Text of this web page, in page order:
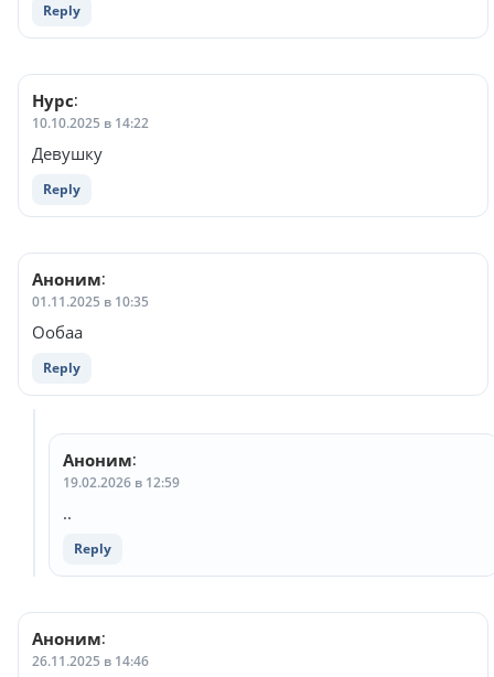
Reply
Нурс:
10.10.2025 в 14:22
Девушку
Reply
Аноним:
01.11.2025 в 10:35
Ообаа
Reply
Аноним:
19.02.2026 в 12:59
..
Reply
Аноним:
26.11.2025 в 14:46